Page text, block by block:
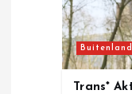
Buitenland
Trans*